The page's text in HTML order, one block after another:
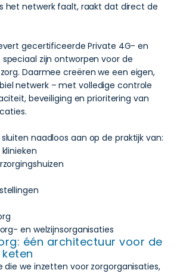
het netwerk faalt, raakt dat direct de
gecertificeerde Private 4G- en
zijn ontworpen voor de
Daarmee creëren we een eigen,
netwerk – met volledige controle
beveiliging en prioritering van
naadloos aan op de praktijk van:
en welzijnsorganisaties
één architectuur voor de
die we inzetten voor zorgorganisaties,